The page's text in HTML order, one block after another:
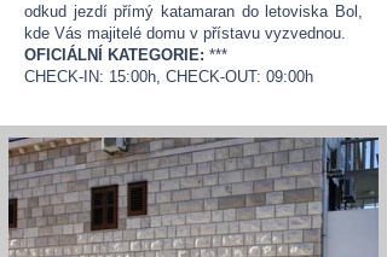
odkud jezdí přímý katamaran do letoviska Bol,
kde Vás majitelé domu v přístavu vyzvednou.
OFICIÁLNÍ KATEGORIE: ***
CHECK-IN: 15:00h, CHECK-OUT: 09:00h​